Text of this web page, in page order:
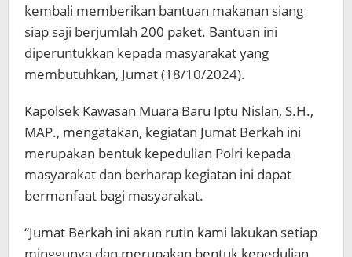
kembali memberikan bantuan makanan siang
siap saji berjumlah 200 paket. Bantuan ini
diperuntukkan kepada masyarakat yang
membutuhkan, Jumat (18/10/2024).
Kapolsek Kawasan Muara Baru Iptu Nislan, S.H.,
MAP., mengatakan, kegiatan Jumat Berkah ini
merupakan bentuk kepedulian Polri kepada
masyarakat dan berharap kegiatan ini dapat
bermanfaat bagi masyarakat.
“Jumat Berkah ini akan rutin kami lakukan setiap